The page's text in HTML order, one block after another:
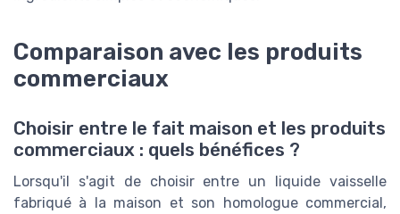
Comparaison avec les produits
commerciaux
Choisir entre le fait maison et les produits
commerciaux : quels bénéfices ?
Lorsqu'il s'agit de choisir entre un liquide vaisselle
fabriqué à la maison et son homologue commercial,